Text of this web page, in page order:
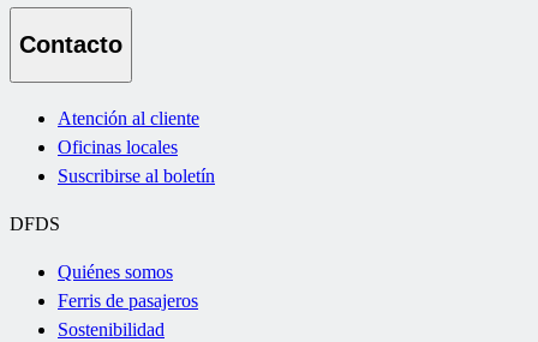
Contacto
Atención al cliente
Oficinas locales
Suscribirse al boletín
DFDS
Quiénes somos
Ferris de pasajeros
Sostenibilidad